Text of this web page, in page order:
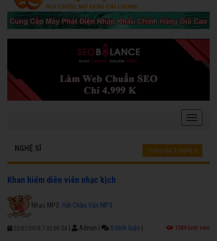
NGHỆ SĨ Trang chủ Nghệ sĩ
Khan hiếm diễn viên nhạc kịch
Nhạc MP3: Hát Chầu Văn MP3
25/07/2018 7:02:00 SA Admin 0 bình luận 1089 lượt xem